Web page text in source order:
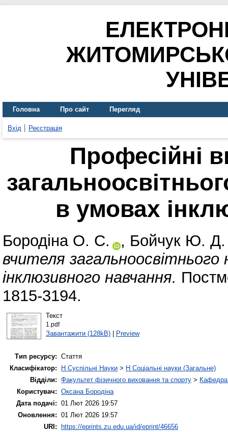
Головна Про сайт Перегляд
Вхід Реєстрація
Професійні
в умовах
Бородіна О. С. , Бойчук Ю. Д.
вчителя загальноосвітнього
інклюзивного навчання.
1815-3194.
Текст
1.pdf
Завантажити (128kB)| Preview
Тип ресурсу: Стаття
Класифікатор:
H Суспільні Науки > H Соціальні науки (Загальне)
Відділи: Факультет фізичного виховання та спорту > Кафедра
Користувач: Оксана Бородіна
Дата подачі: 01 Лют 2026 19:57
Оновлення: 01 Лют 2026 19:57
URI:
https://eprints.zu.edu.ua/id/eprint/46656